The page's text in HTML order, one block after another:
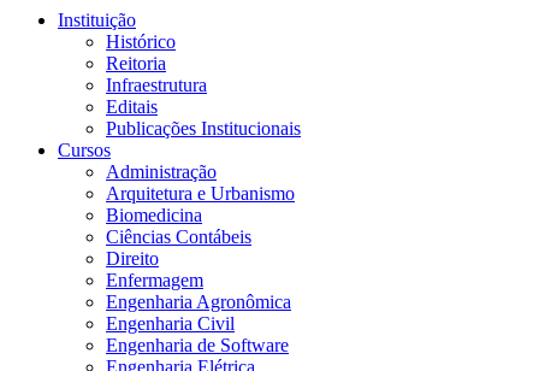
Instituição
Histórico
Reitoria
Infraestrutura
Editais
Publicações Institucionais
Cursos
Administração
Arquitetura e Urbanismo
Biomedicina
Ciências Contábeis
Direito
Enfermagem
Engenharia Agronômica
Engenharia Civil
Engenharia de Software
Engenharia Elétrica